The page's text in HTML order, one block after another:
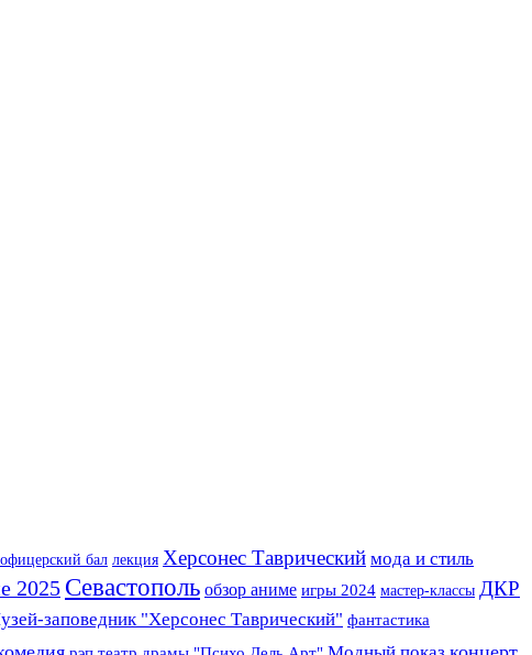
бал лекция Херсонес Таврический мода и стиль
2025 Севастополь обзор аниме игры 2024 мастер-классы ДКР
заповедник "Херсонес Таврический" фантастика